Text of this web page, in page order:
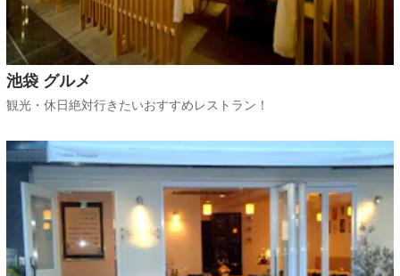
池袋 グルメ
観光・休日絶対行きたいおすすめレストラン！